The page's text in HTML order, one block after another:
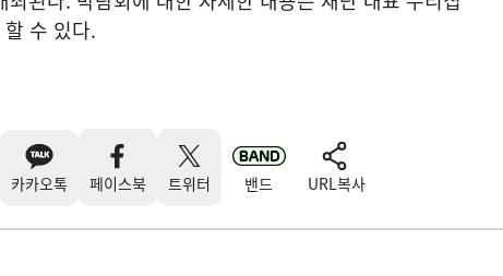
수 있다.
카카오톡 페이스북 트위터 밴드 URL복사